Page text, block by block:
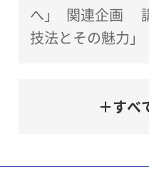
へ」 関連企画 講演会「金工の伝統
技法とその魅力」
＋すべ